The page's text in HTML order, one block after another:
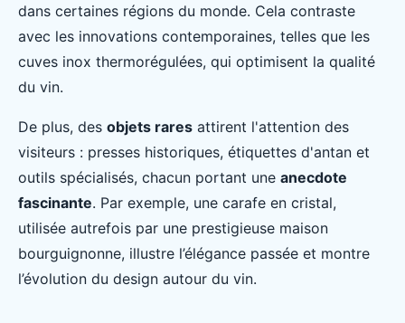
dans certaines régions du monde. Cela contraste
avec les innovations contemporaines, telles que les
cuves inox thermorégulées, qui optimisent la qualité
du vin.
De plus, des objets rares attirent l'attention des
visiteurs : presses historiques, étiquettes d'antan et
outils spécialisés, chacun portant une anecdote
fascinante. Par exemple, une carafe en cristal,
utilisée autrefois par une prestigieuse maison
bourguignonne, illustre l’élégance passée et montre
l’évolution du design autour du vin.